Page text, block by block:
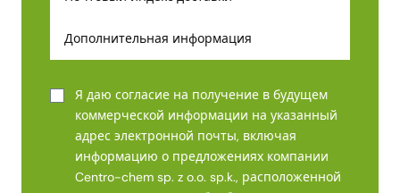
Я даю согласие на получение в будущем
коммерческой информации на указанный
адрес электронной почты, включая
информацию о предложениях компании
Centro-chem sp. z o.o. sp.k., расположенной